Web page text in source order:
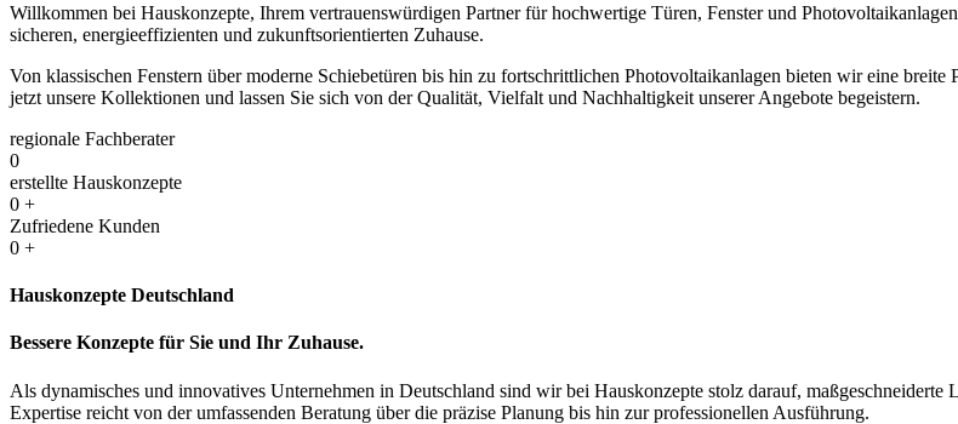
Willkommen bei Hauskonzepte, Ihrem vertrauenswürdigen Partner für hochwertige Türen, Fenster und
sicheren, energieeffizienten und zukunftsorientierten Zuhause.
Von klassischen Fenstern über moderne Schiebetüren bis hin zu fortschrittlichen Photovoltaikanlagen bieten wir eine
jetzt unsere Kollektionen und lassen Sie sich von der Qualität, Vielfalt und Nachhaltigkeit unserer Angebote begeistern.
regionale Fachberater
0
erstellte Hauskonzepte
0 +
Zufriedene Kunden
0 +
Hauskonzepte Deutschland
Bessere Konzepte für Sie und Ihr Zuhause.
Als dynamisches und innovatives Unternehmen in Deutschland sind wir bei Hauskonzepte stolz darauf,
Expertise reicht von der umfassenden Beratung über die präzise Planung bis hin zur professionellen Ausführung.